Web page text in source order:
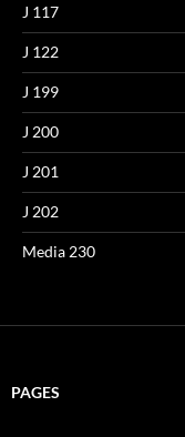
J 117
J 122
J 199
J 200
J 201
J 202
Media 230
PAGES